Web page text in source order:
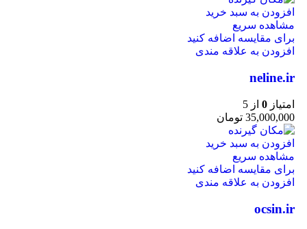
افزودن به سبد خرید
مشاهده سریع
برای مقایسه اضافه کنید
افزودن به علاقه مندی
neline.ir
امتیاز 0 از 5
35,000,000 تومان
افزودن به سبد خرید
مشاهده سریع
برای مقایسه اضافه کنید
افزودن به علاقه مندی
ocsin.ir